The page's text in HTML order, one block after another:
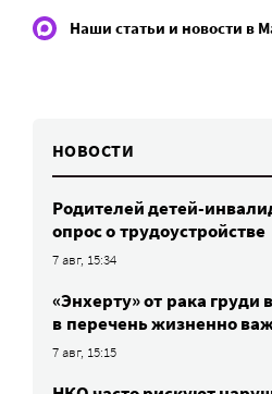
Наши статьи и новости в
НОВОСТИ
Родителей детей-
опрос о трудоустройстве
7 авг, 15:34
«Энхерту» от рака груди
в перечень жизненно
7 авг, 15:15